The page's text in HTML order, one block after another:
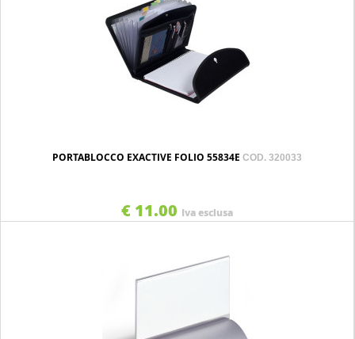
PORTABLOCCO EXACTIVE FOLIO 55834E COD. 320033
€ 11.00 Iva esclusa